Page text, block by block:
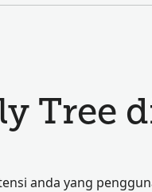
Tree
anda yang